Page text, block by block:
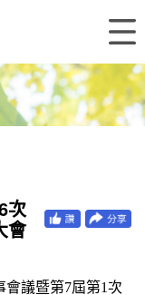
次
會
會議暨第7屆第1次